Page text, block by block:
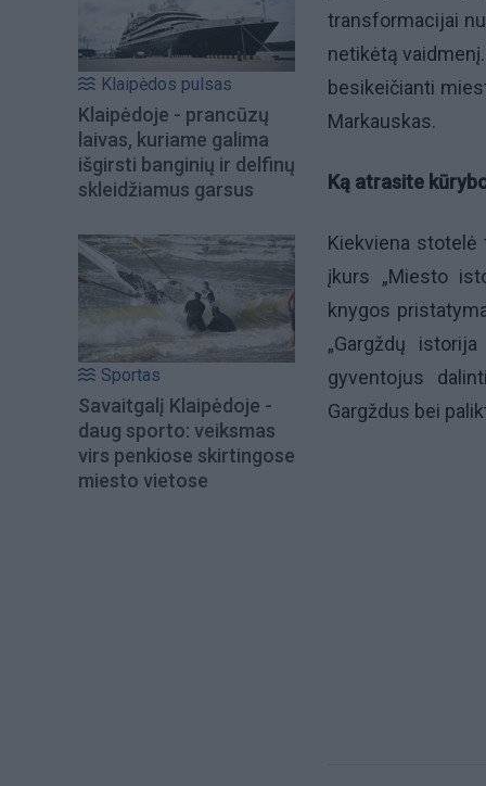
Klaipėdos pulsas
Klaipėdoje - prancūzų
laivas, kuriame galima
išgirsti banginių ir delfinų
skleidžiamus garsus
Sportas
Savaitgalį Klaipėdoje -
daug sporto: veiksmas
virs penkiose skirtingose
miesto vietose
transformacijai
netikėtą
besikeičianti
Markauskas.
Ką atrasite
Kiekviena
įkurs „Miesto
knygos
„Gargždų
gyventojus
Gargždus bei